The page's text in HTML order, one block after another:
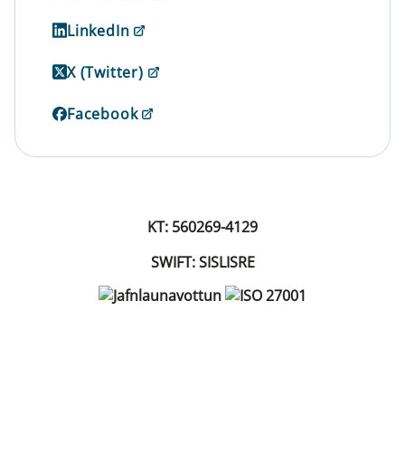
LinkedIn
X (Twitter)
Facebook
KT: 560269-4129
SWIFT: SISLISRE